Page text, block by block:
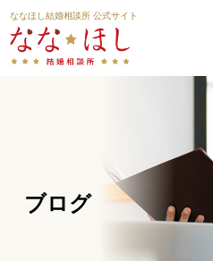
ななほし結婚相談所 公式サイト
ブログ